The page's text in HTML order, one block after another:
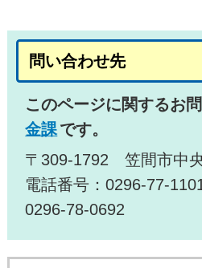
問い合わせ先
このページに関するお
金課です。
〒309-1792 笠間市中
電話番号：0296-77-
0296-78-0692